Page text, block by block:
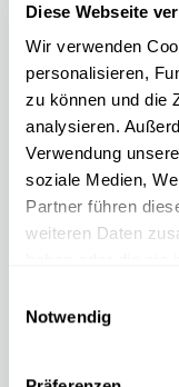
Diese Webseite
Wir verwenden
personalisieren,
zu können und die
analysieren.
Verwendung
soziale Medien,
Partner führen
weiteren Daten
Notwendig
WELTALL
Satelliten sind
Hunderte von